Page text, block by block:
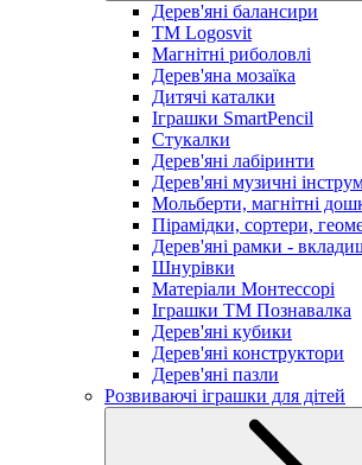
Дерев'яні балансири
TM Logosvit
Магнітні риболовлі
Дерев'яна мозаїка
Дитячі каталки
Іграшки SmartPencil
Стукалки
Дерев'яні лабіринти
Дерев'яні музичні
Мольберти, магнітні
Пірамідки, сортери,
Дерев'яні рамки -
Шнурівки
Матеріали Монтессорі
Іграшки ТМ Познавалка
Дерев'яні кубики
Дерев'яні конструктори
Дерев'яні пазли
Розвиваючі іграшки для дітей